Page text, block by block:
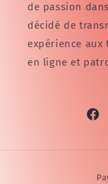
de passion
décidé de
expérience
en ligne et